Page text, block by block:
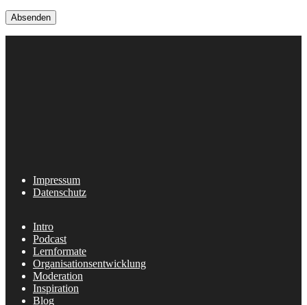
Impressum
Datenschutz
Intro
Podcast
Lernformate
Organisationsentwicklung
Moderation
Inspiration
Blog